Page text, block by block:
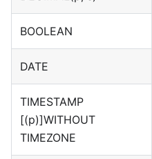
BOOLEAN
DATE
TIMESTAMP
[(p)]WITHOUT
TIMEZONE